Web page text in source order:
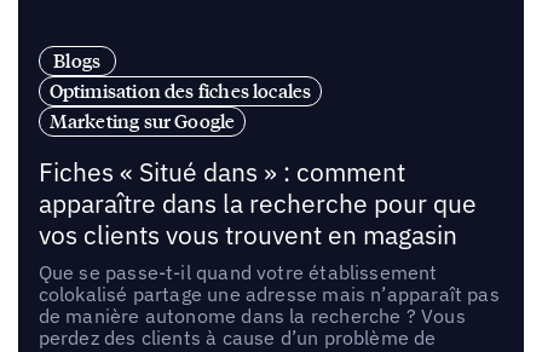
Blogs
Optimisation des fiches locales
Marketing sur Google
Fiches « Situé dans » : comment
apparaître dans la recherche pour que
vos clients vous trouvent en magasin
Que se passe-t-il quand votre établissement
colokalisé partage une adresse mais n’apparaît pas
de manière autonome dans la recherche ? Vous
perdez des clients à cause d’un problème de